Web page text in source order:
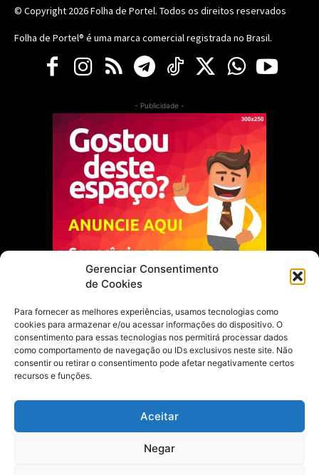
Gerenciar Consentimento
de Cookies
Para fornecer as melhores experiências, usamos tecnologias como
cookies para armazenar e/ou acessar informações do dispositivo. O
consentimento para essas tecnologias nos permitirá processar dados
como comportamento de navegação ou IDs exclusivos neste site. Não
consentir ou retirar o consentimento pode afetar negativamente certos
recursos e funções.
Aceitar
Negar
© Copyright 2026Folha de Portel. Todos os direitos reservados
Folha de Portel® é uma marca comercial registrada no Brasil.
- Publicidade -
Escolha do Editor
Justiça Itinerante garante regularização
fundiária e casamento comunitário para
famílias em Portel
21 de maio de 2026
feminino pelos Jogos Estudantis Paraenses